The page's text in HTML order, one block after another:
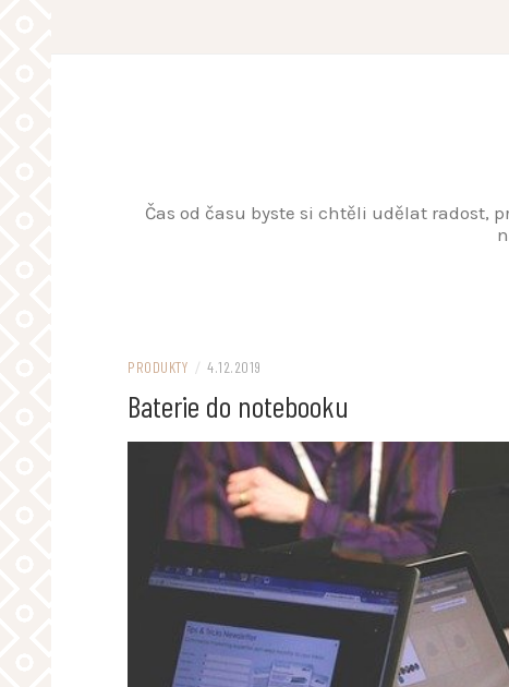
Čas od času byste si chtěli udělat radost,
PRODUKTY / 4.12.2019
Baterie do notebooku